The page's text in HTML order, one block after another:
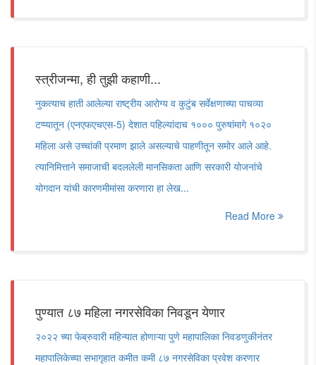
स्त्रीजन्मा, ही तुझी कहाणी...
नुकत्याच हाती आलेल्या राष्ट्रीय आरोग्य व कुटुंब सर्वेक्षणाच्या पाचव्या
टप्प्यातून (एनएफएचएस-5) देशात पहिल्यांदाच १००० पुरुषांमागे १०२०
महिला असे उच्चांकी प्रमाण झाले असल्याचे पाहणीतून समोर आले आहे.
त्यानिमित्ताने समाजाची बदललेली मानसिकता आणि सरकारी योजनांचे
योगदान यांची कारणमीमांसा करणारा हा लेख...
Read More
पुण्यात ८७ महिला नगरसेविका निवडून येणार
२०२२ च्या फेब्रुवारी महिन्यात होणाऱ्या पुणे महापालिका निवडणुकीनंतर
महापालिकेच्या सभागृहात कमीत कमी ८७ नगरसेविका प्रवेश करणार